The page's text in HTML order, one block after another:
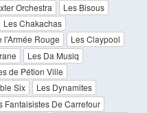
Orchestra
Les Bisous
Les Chakachas
l'Armée Rouge
Les Claypool
Les Da Musiq
de Pétion Ville
Six
Les Dynamites
Fantaisistes De Carrefour